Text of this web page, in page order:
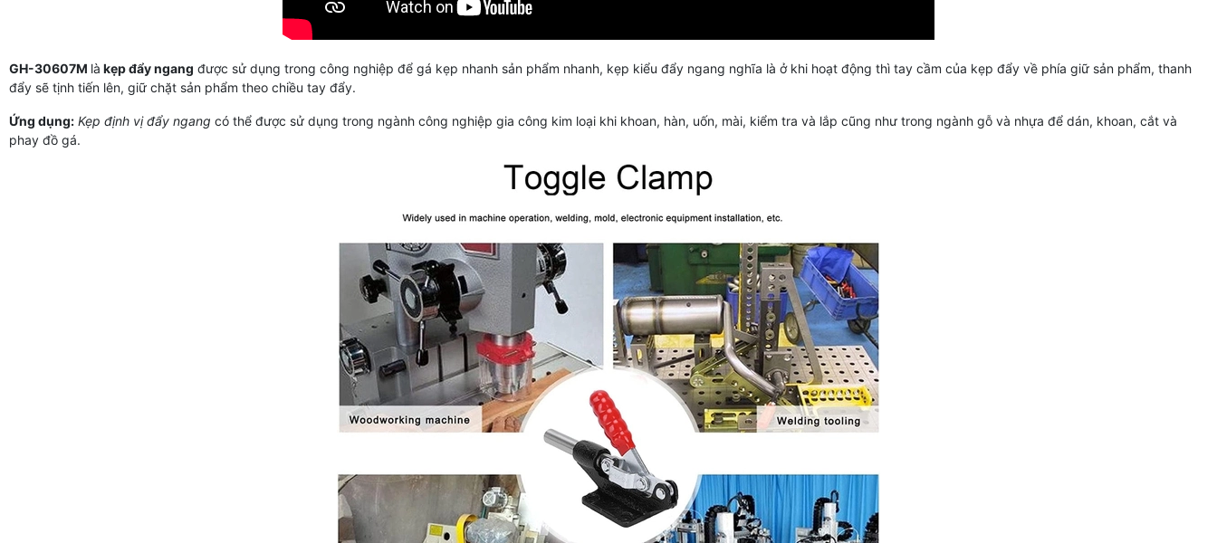
GH-30607M là kẹp đẩy ngang được sử dụng trong công nghiệp để gá kẹp nhanh sản phẩm nhanh, kẹp kiểu đẩy ngang nghĩa là ở khi hoạt động thì tay cầm của kẹp đẩy về phía giữ sản phẩm, thanh
đẩy sẽ tịnh tiến lên, giữ chặt sản phẩm theo chiều tay đẩy.
Ứng dụng: Kẹp định vị đẩy ngang có thể được sử dụng trong ngành công nghiệp gia công kim loại khi khoan, hàn, uốn, mài, kiểm tra và lắp cũng như trong ngành gỗ và nhựa để dán, khoan, cắt và
phay đồ gá.